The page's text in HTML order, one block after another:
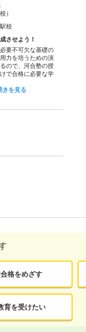
）
校
させよう！
要不可欠な基礎の
力を培うための演
ので、河合塾の授
で合格に必要な学
できない苦手分野
きを見る
格をめざす
育を受けたい